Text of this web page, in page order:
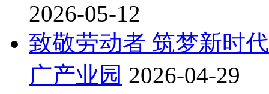
2026-05-12
致敬劳动者 筑梦新时
广产业园 2026-04-29